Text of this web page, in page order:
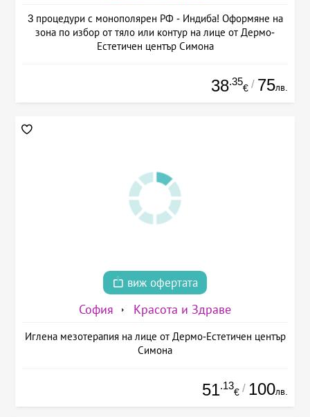
3 процедури с монополярен РФ - Индиба! Оформяне на
зона по избор от тяло или контур на лице от Дермо-
Естетичен център Симона
38.35
€ / 75лв.
виж офертата
София Красота и Здраве
Иглена мезотерапия на лице от Дермо-Естетичен център
Симона
51.13
€ / 100лв.